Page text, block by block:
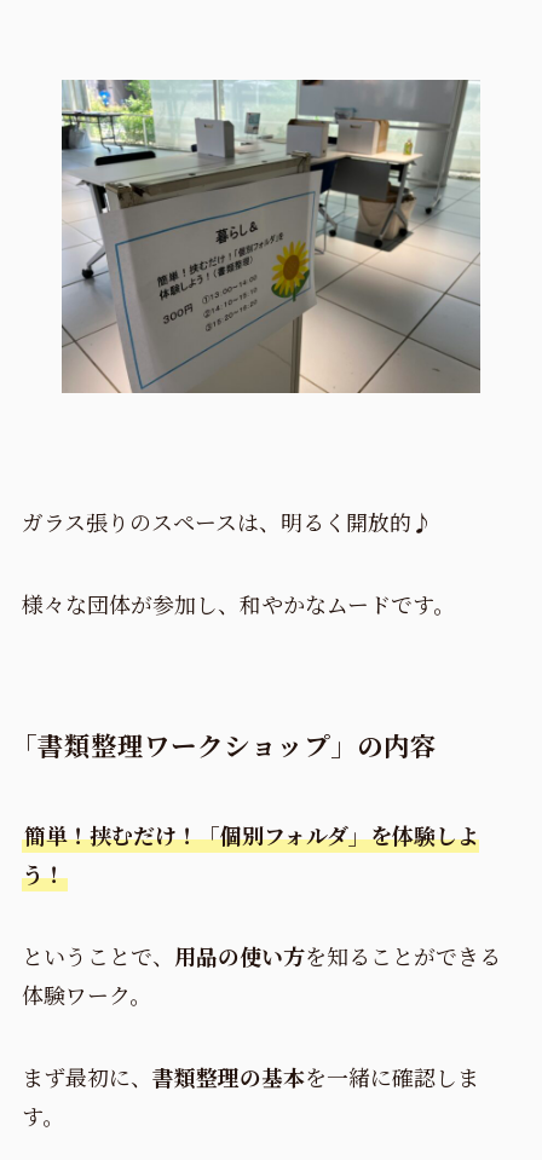
ガラス張りのスペースは、明るく開放的♪
様々な団体が参加し、和やかなムードです。
「書類整理ワークショップ」の内容
簡単！挟むだけ！「個別フォルダ」を体験しよ
う！
ということで、 用品の使い方を知ることができる
体験ワーク。
まず最初に、 書類整理の基本を一緒に確認しま
す。